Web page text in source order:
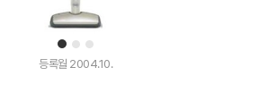
1 2 3
등록월 2004.10.